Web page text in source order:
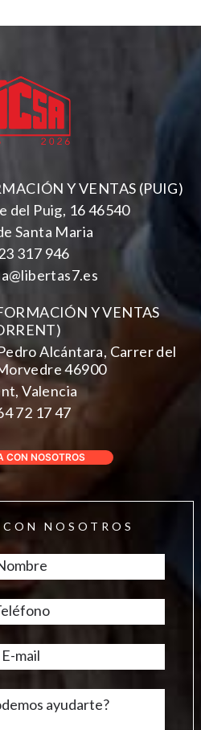
Y VENTAS (PUIG)
del Puig, 16 46540
Santa Maria
317 946
Y VENTAS
Alcántara, Carrer del
46900
Valencia
72 17 47
CON NOSOTROS
NOSOTROS